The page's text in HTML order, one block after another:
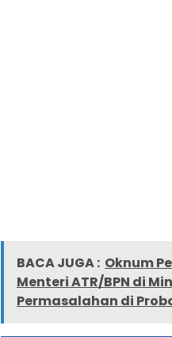
BACA JUGA : Oknum
Menteri ATR/BPN di
Permasalahan di